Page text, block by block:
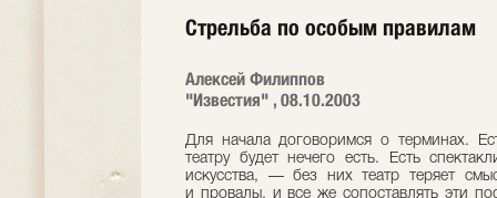
Стрельба по особым правилам
Алексей Филиппов
"Известия" , 08.10.2003
Для начала договоримся о терминах.
театру будет нечего есть. Есть
искусства, — без них театр теряет
и провалы, и все же сопоставлять эти